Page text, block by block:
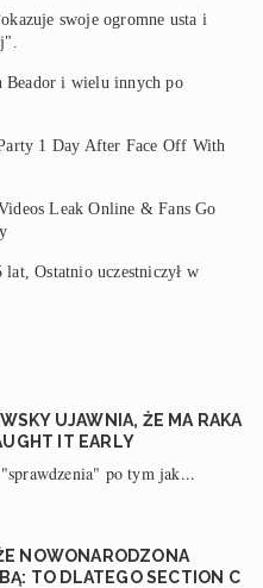
swoje ogromne usta i
Beador i wielu innych po
1 Day After Face Off With
Leak Online & Fans Go
Ostatnio uczestniczył w
UJAWNIA, ŻE MA RAKA
IT EARLY
po tym jak...
NOWONARODZONA
TO DLATEGO SECTION C